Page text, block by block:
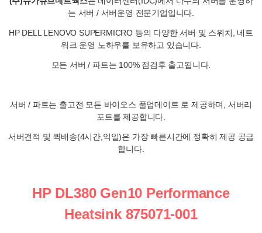
는 서버 / 서버운영 전문기업입니다.
HP DELL LENOVO SUPERMICRO 등의 다양한 서버 및 스위치, 네트
워크 운영 노하우를 보유하고 있습니다.
모든 서버 / 파트는 100% 점검후 출고됩니다.
서버 / 파트는 출고전 모든 바이오스 풀업데이트 로 제공하며, 서버리
포트를 제공합니다.
서버견적 및 퀵배송(4시간,익일)은 가장 빠른시간에 정확히 제공 공급
합니다.
HP DL380 Gen10 Performance
Heatsink 875071-001